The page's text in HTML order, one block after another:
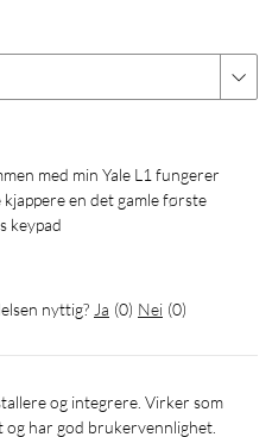
Wi-Fi Bridge finner du
måneders batteritid.
støvbestandig)
garasjeporter(66156)
en det gamle første
keypad
nyttig? Ja (0) Nei (0)
og har god brukervennlighet.